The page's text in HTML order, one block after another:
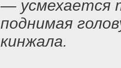
— усмехается
поднимая
кинжала.